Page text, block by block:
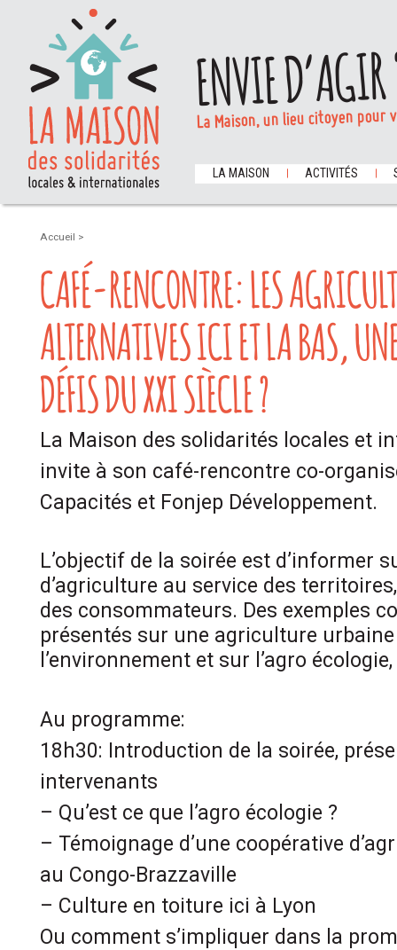
ENVIE
La Maison, un lieu citoyen
LA MAISON ACTIVITÉS
Accueil >
CAFÉ-RENCONTRE: LES
ALTERNATIVES ICI ET LA BAS,
DÉFIS DU XXI SIÈCLE ?
La Maison des solidarités locales et
invite à son café-rencontre co-
Capacités et Fonjep Développement.
L’objectif de la soirée est d’informer
d’agriculture au service des
des consommateurs. Des exemples
présentés sur une agriculture
l’environnement et sur l’agro
Au programme:
18h30: Introduction de la soirée,
intervenants
– Qu’est ce que l’agro écologie ?
– Témoignage d’une coopérative
au Congo-Brazzaville
– Culture en toiture ici à Lyon
Ou comment s’impliquer dans la